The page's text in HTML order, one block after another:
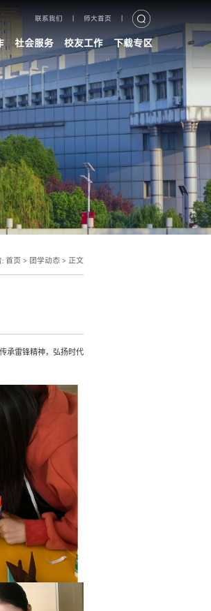
联系我们 师大首页
社会服务 校友工作 下载专区
:首页 > 团学动态 >正文
承雷锋精神，弘扬时代